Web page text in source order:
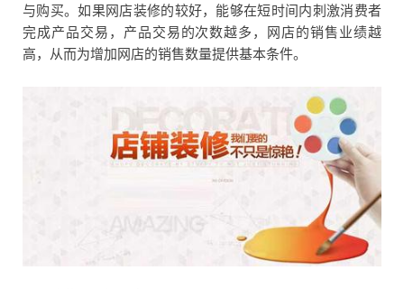
与购买。如果网店装修的较好，能够在短时间内刺激消费者
完成产品交易，产品交易的次数越多，网店的销售业绩越
高，从而为增加网店的销售数量提供基本条件。